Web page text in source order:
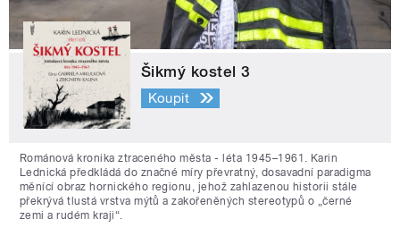
Šikmý kostel 3
Koupit
Románová kronika ztraceného města - léta 1945–1961. Karin
Lednická předkládá do značné míry převratný, dosavadní paradigma
měnící obraz hornického regionu, jehož zahlazenou historii stále
překrývá tlustá vrstva mýtů a zakořeněných stereotypů o „černé
zemi a rudém kraji“.